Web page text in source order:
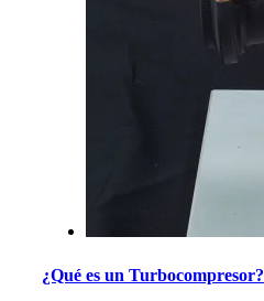
¿Qué es un Turbocompresor?